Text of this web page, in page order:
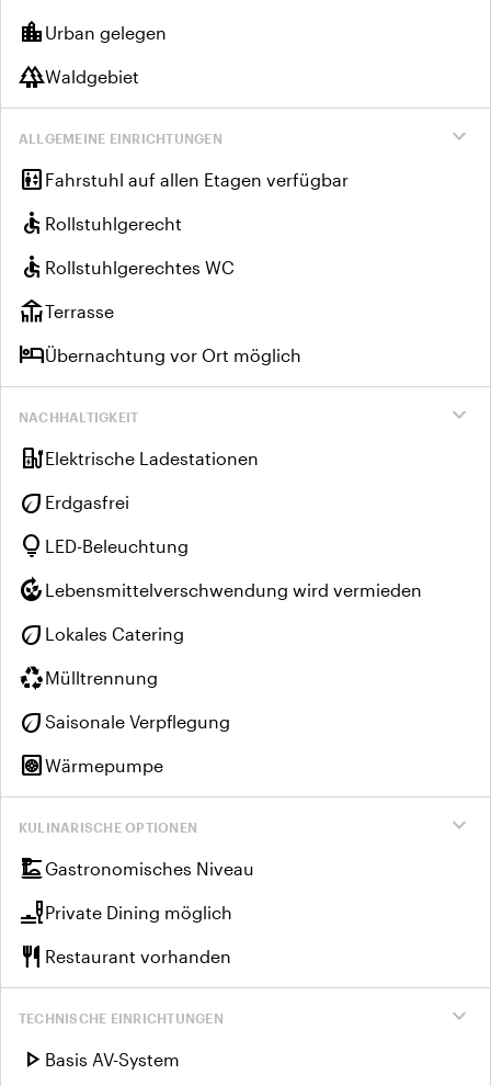
location_city Urban gelegen
forestWaldgebiet
expand_more
ALLGEMEINE EINRICHTUNGEN
elevator Fahrstuhl auf allen Etagen verfügbar
accessible Rollstuhlgerecht
accessible Rollstuhlgerechtes WC
deckTerrasse
hotelÜbernachtung vor Ort möglich
expand_more
NACHHALTIGKEIT
ev_chargerElektrische Ladestationen
eco Erdgasfrei
lightbulb LED-Beleuchtung
compost Lebensmittelverschwendung wird vermieden
eco Lokales Catering
recyclingMülltrennung
eco Saisonale Verpflegung
heat_pumpWärmepumpe
expand_more
KULINARISCHE OPTIONEN
dinner_diningGastronomisches Niveau
brunch_diningPrivate Dining möglich
restaurant Restaurant vorhanden
expand_more
TECHNISCHE EINRICHTUNGEN
play_arrow Basis AV-System